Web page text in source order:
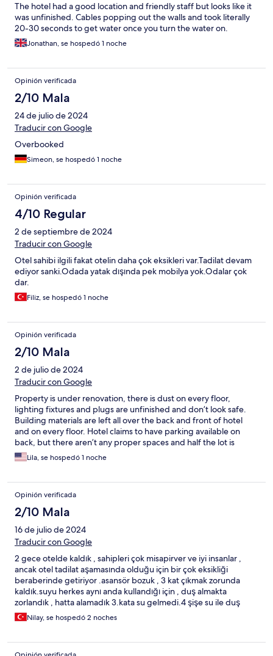
The hotel had a good location and friendly staff but looks like it
was unfinished. Cables popping out the walls and took literally
20-30 seconds to get water once you turn the water on.
Jonathan, se hospedó 1 noche
Opinión verificada
2/10 Mala
24 de julio de 2024
Traducir con Google
Overbooked
Simeon, se hospedó 1 noche
Opinión verificada
4/10 Regular
2 de septiembre de 2024
Traducir con Google
Otel sahibi ilgili fakat otelin daha çok eksikleri var.Tadilat devam
ediyor sanki.Odada yatak dışında pek mobilya yok.Odalar çok
dar.
Filiz, se hospedó 1 noche
Opinión verificada
2/10 Mala
2 de julio de 2024
Traducir con Google
Property is under renovation, there is dust on every floor,
lighting fixtures and plugs are unfinished and don’t look safe.
Building materials are left all over the back and front of hotel
and on every floor. Hotel claims to have parking available on
back, but there aren’t any proper spaces and half the lot is
covered with trash from the renovation, and to top it off
someone blocked our car.
Lila, se hospedó 1 noche
Opinión verificada
2/10 Mala
16 de julio de 2024
Traducir con Google
2 gece otelde kaldık , sahipleri çok misapirver ve iyi insanlar ,
ancak otel tadilat aşamasında olduğu için bir çok eksikliği
beraberinde getiriyor .asansör bozuk , 3 kat çıkmak zorunda
kaldık.suyu herkes aynı anda kullandığı için , duş almakta
zorlandık , hatta alamadık 3.kata su gelmedi.4 şişe su ile duş
aldık. Tadilat bittiğinde herşey daha güzel olacaktır . Bir an önce
tamamlanması dilerim ,bu haliyle tercih sebebim olamazdı , bu
Nilay, se hospedó 2 noches